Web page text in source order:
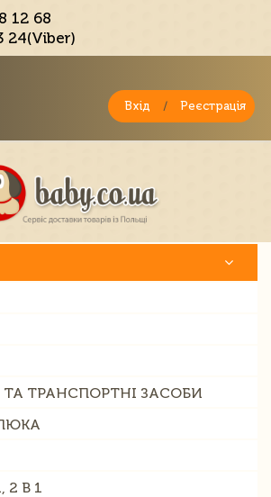
12 68
24(Viber)
Вхід / Реєстрація
ТРАНСПОРТНІ ЗАСОБИ
2 В 1